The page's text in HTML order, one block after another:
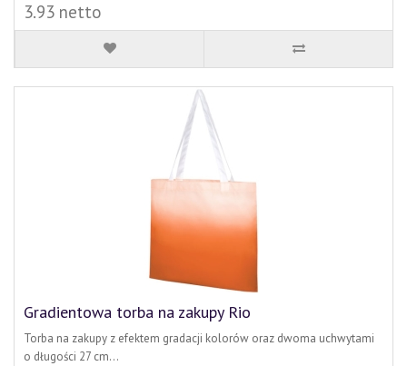
3.93 netto
Gradientowa torba na zakupy Rio
Torba na zakupy z efektem gradacji kolorów oraz dwoma uchwytami
o długości 27 cm...